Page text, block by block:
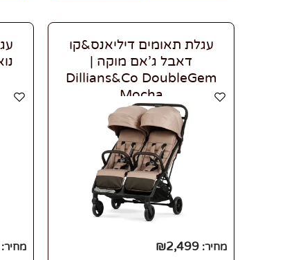
עגלת תאומים דיליאנס&קו
דאבל ג'אם מוקה |
Dillians&Co DoubleGem
Mocha
מחיר: ₪2,499 מחיר: